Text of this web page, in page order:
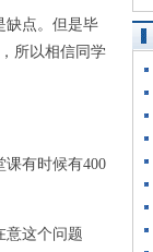
点。但是毕
所以相信同学
有时候有400
这个问题